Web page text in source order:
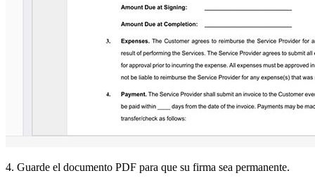
4. Guarde el documento PDF para que su firma sea permanente.